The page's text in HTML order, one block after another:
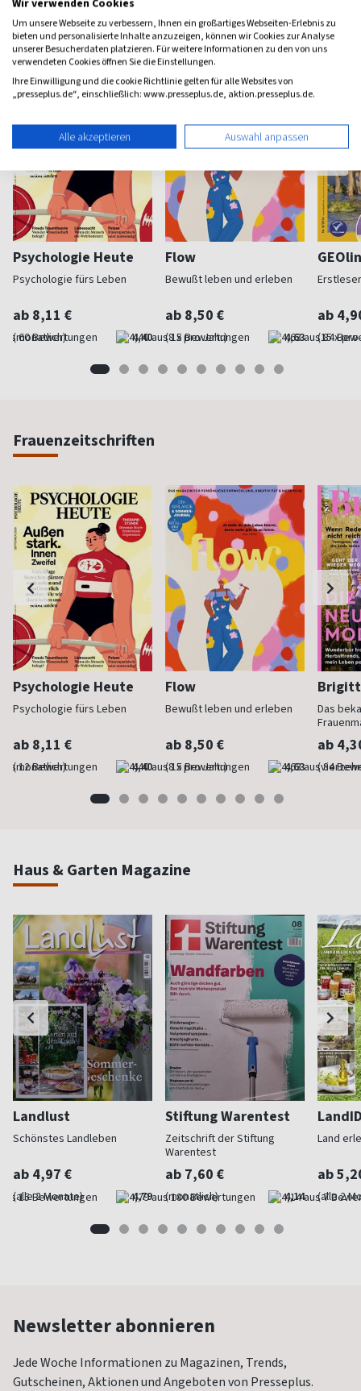
Weitere Wissen-Magazine
Psychologie Heute
Psychologie fürs Leben
ab 8,11 €
(monatlich) 4,40
Flow
Bewußt leben und erleben
ab 8,50 €
(8 x pro Jahr) 4,63
ab
(15 x
Frauenzeitschriften
Psychologie Heute
Psychologie fürs Leben
ab 8,11 €
(monatlich) 4,40
Flow
Bewußt leben und erleben
ab 8,50 €
(8 x pro Jahr) 4,63
Das
ab
Haus & Garten Magazine
Landlust
Schönstes Landleben
ab 4,97 €
(alle 2 Monate) 4,79
Stiftung Warentest
Zeitschrift der Stiftung
Warentest
ab 7,60 €
(monatlich) 4,14
Land
ab
(alle 2
Newsletter abonnieren
Jede Woche Informationen zu Magazinen, Trends,
Gutscheinen, Aktionen und Angeboten von Presseplus.
Um unsere Webseite zu verbessern, Ihnen ein großartiges Webseiten-Erlebnis zu
bieten und personalisierte Inhalte anzuzeigen, können wir Cookies zur Analyse
unserer Besucherdaten platzieren. Für weitere Informationen zu den von uns
verwendeten Cookies öffnen Sie die Einstellungen.
Ihre Einwilligung und die cookie Richtlinie gelten für alle Websites von
„presseplus.de“, einschließlich: www.presseplus.de, aktion.presseplus.de.
Alle akzeptieren Auswahl anpassen